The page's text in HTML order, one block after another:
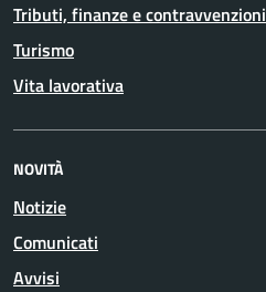
Tributi, finanze e contravvenzioni
Turismo
Vita lavorativa
NOVITÀ
Notizie
Comunicati
Avvisi